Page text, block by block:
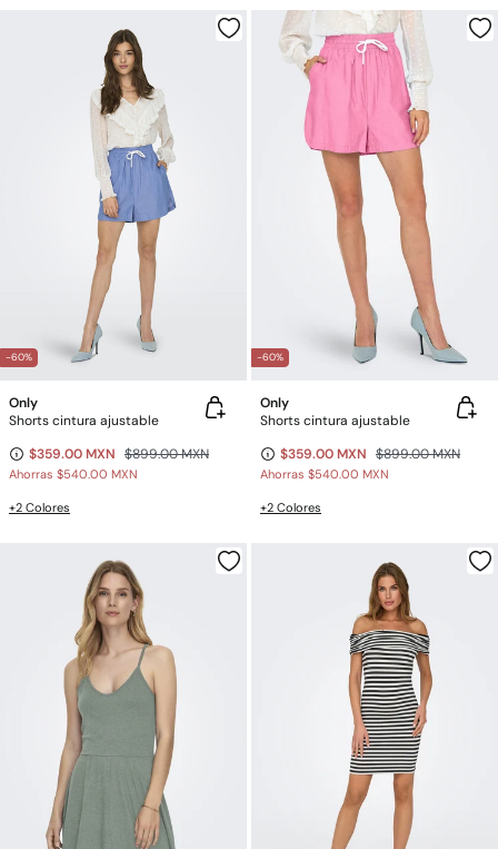
-60%
Only
Shorts cintura ajustable
$359.00 MXN $899.00 MXN
Ahorras $540.00 MXN
+2 Colores
-60%
Only
Shorts cintura ajustable
$359.00 MXN $899.00 MXN
Ahorras $540.00 MXN
+2 Colores